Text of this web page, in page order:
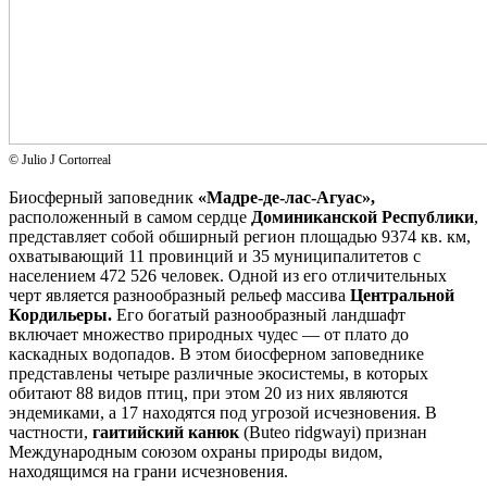
© Julio J Cortorreal
Биосферный заповедник «Мадре-де-лас-Агуас»,
расположенный в самом сердце Доминиканской Республики,
представляет собой обширный регион площадью 9374 кв. км,
охватывающий 11 провинций и 35 муниципалитетов с
населением 472 526 человек. Одной из его отличительных
черт является разнообразный рельеф массива Центральной
Кордильеры. Его богатый разнообразный ландшафт
включает множество природных чудес — от плато до
каскадных водопадов. В этом биосферном заповеднике
представлены четыре различные экосистемы, в которых
обитают 88 видов птиц, при этом 20 из них являются
эндемиками, а 17 находятся под угрозой исчезновения. В
частности, гаитийский канюк (Buteo ridgwayi) признан
Международным союзом охраны природы видом,
находящимся на грани исчезновения.